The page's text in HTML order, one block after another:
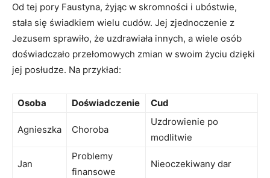
Od tej pory Faustyna, żyjąc w skromności i ubóstwie,
stała się świadkiem wielu cudów. Jej zjednoczenie z
Jezusem ⁢sprawiło, że uzdrawiała innych, a wiele osób
doświadczało przełomowych zmian w swoim ⁣życiu dzięki⁣
jej‍ posłudze.‍ Na przykład:
Osoba Doświadczenie Cud
Agnieszka Choroba
Uzdrowienie po
modlitwie
Jan
Problemy
finansowe
Nieoczekiwany dar